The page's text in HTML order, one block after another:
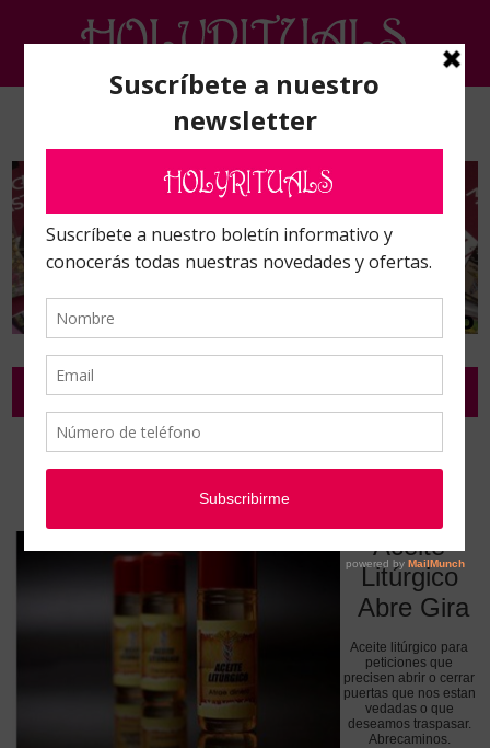
Inicio / Aceites, vinagres litúrgicos y tintas mágicas / Aceites Litúrgicos
Aceite Litúrgico Abre Gira
Aceite
Litúrgico
Abre Gira
Aceite litúrgico para
peticiones que
precisen abrir o cerrar
puertas que nos estan
vedadas o que
deseamos traspasar.
Abrecaminos.